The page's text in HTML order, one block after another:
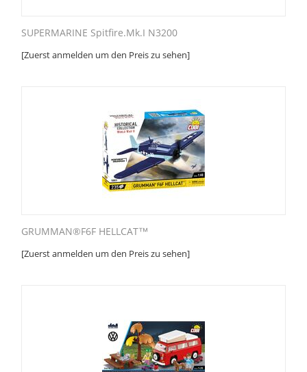
SUPERMARINE Spitfire.Mk.I N3200
[Zuerst anmelden um den Preis zu sehen]
GRUMMAN®F6F HELLCAT™
[Zuerst anmelden um den Preis zu sehen]